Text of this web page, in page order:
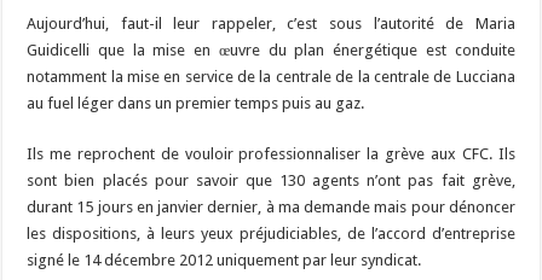
Aujourd’hui, faut-il leur rappeler, c’est sous l’autorité de Maria
Guidicelli que la mise en œuvre du plan énergétique est conduite
notamment la mise en service de la centrale de la centrale de Lucciana
au fuel léger dans un premier temps puis au gaz.
Ils me reprochent de vouloir professionnaliser la grève aux CFC. Ils
sont bien placés pour savoir que 130 agents n’ont pas fait grève,
durant 15 jours en janvier dernier, à ma demande mais pour dénoncer
les dispositions, à leurs yeux préjudiciables, de l’accord d’entreprise
signé le 14 décembre 2012 uniquement par leur syndicat.